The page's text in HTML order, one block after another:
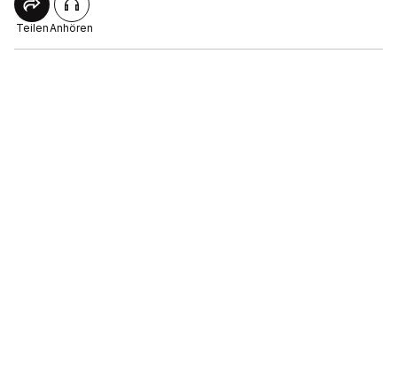
TeilenAnhören